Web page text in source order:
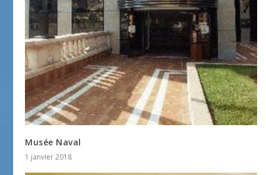
Musée Naval
1 janvier 2018